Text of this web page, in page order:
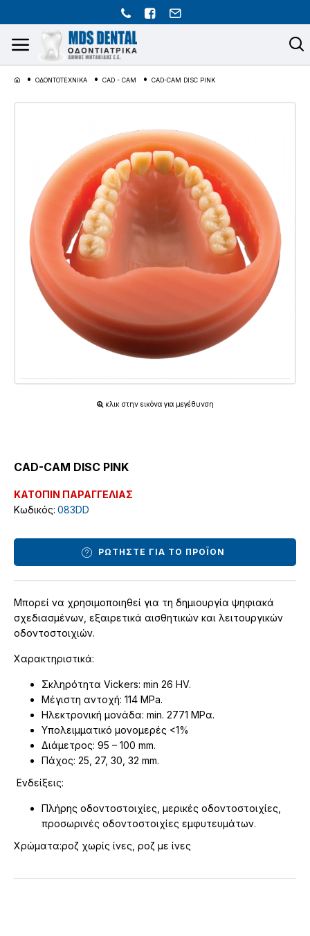
ΟΔΟΝΤΟΤΕΧΝΙΚΑ CAD - CAM CAD-CAM DISC PINK
κλικ στην εικόνα για μεγέθυνση
CAD-CAM DISC PINK
ΚΑΤΟΠΙΝ ΠΑΡΑΓΓΕΛΙΑΣ
Κωδικός: 083DD
ΡΩΤΗΣΤΕ ΓΙΑ ΤΟ ΠΡΟΪΟΝ
Μπορεί να χρησιμοποιηθεί για τη δημιουργία ψηφιακά
σχεδιασμένων, εξαιρετικά αισθητικών και λειτουργικών
οδοντοστοιχιών.
Χαρακτηριστικά:
Σκληρότητα Vickers: min 26 HV.
Μέγιστη αντοχή: 114 MPa.
Ηλεκτρονική μονάδα: min. 2771 ΜΡα.
Υπολειμματικό μονομερές <1%
Διάμετρος: 95 – 100 mm.
Πάχος: 25, 27, 30, 32 mm.
Ενδείξεις:
Πλήρης οδοντοστοιχίες, μερικές οδοντοστοιχίες,
προσωρινές οδοντοστοιχίες εμφυτευμάτων.
Χρώματα:ροζ χωρίς ίνες, ροζ με ίνες